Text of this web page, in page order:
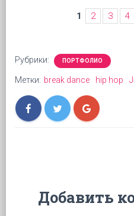
1 2 3 4
Рубрики: ПОРТФОЛИО
Метки: break dance hip hop
Добавить